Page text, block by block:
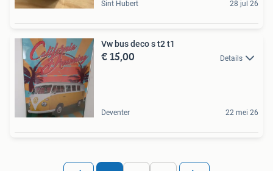
Sint Hubert 28 jul 26
Vw bus deco s t2 t1
€ 15,00 Details
Deventer 22 mei 26